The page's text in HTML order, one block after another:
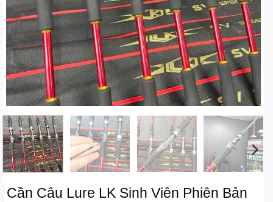
Cần Câu Lure LK Sinh Viên Phiên Bản